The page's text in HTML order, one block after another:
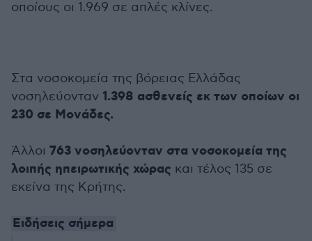
οποίους οι 1.969 σε απλές κλίνες.
Στα νοσοκομεία της βόρειας Ελλάδας
νοσηλεύονταν 1.398 ασθενείς εκ των οποίων οι
230 σε Μονάδες.
Άλλοι 763 νοσηλεύονταν στα νοσοκομεία της
λοιπής ηπειρωτικής χώρας και τέλος 135 σε
εκείνα της Κρήτης.
Ειδήσεις σήμερα